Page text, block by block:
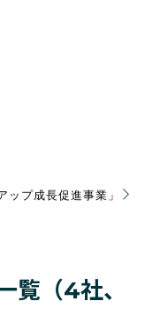
ップ成長促進事業」
覧（4社、